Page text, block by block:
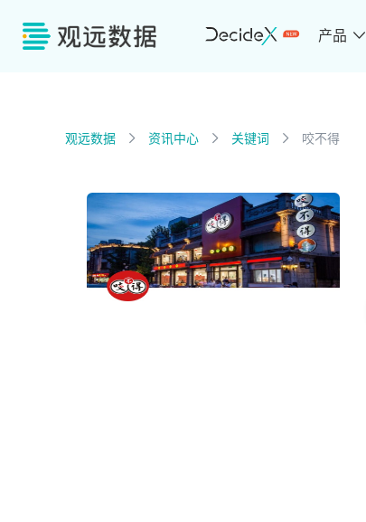
产品
观远数据 资讯中心 关键词 咬不得